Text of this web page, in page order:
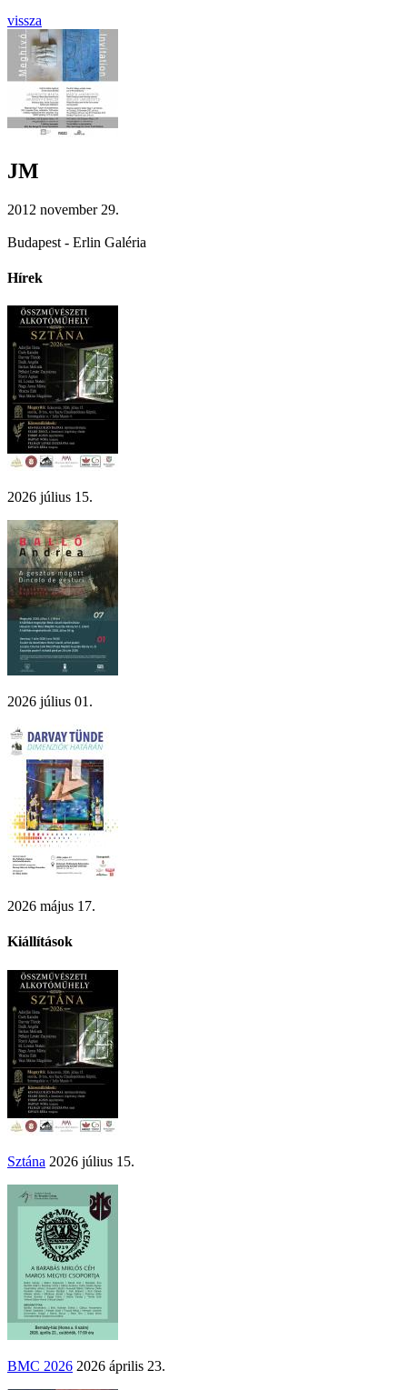
vissza
JM
2012 november 29.
Budapest - Erlin Galéria
Hírek
2026 július 15.
2026 július 01.
2026 május 17.
Kiállítások
Sztána 2026 július 15.
BMC 2026 2026 április 23.